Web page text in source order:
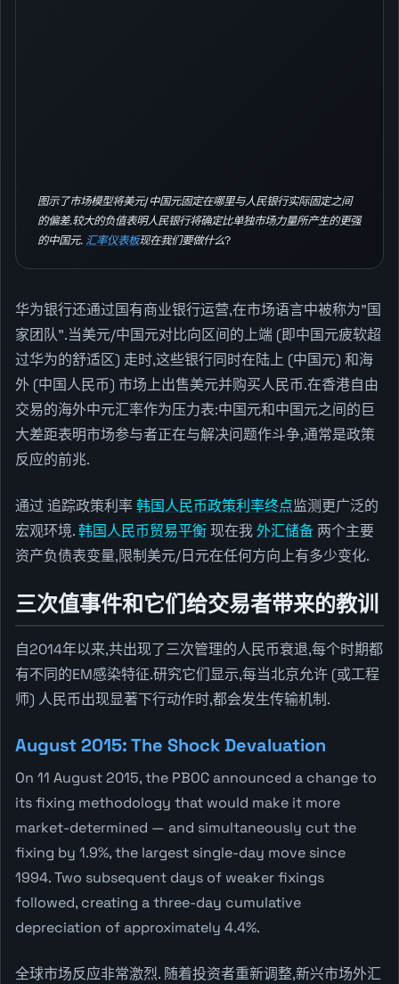
图示了市场模型将美元/中国元固定在哪里与人民银行实际固定之间
的偏差.较大的负值表明人民银行将确定比单独市场力量所产生的更强
的中国元. 汇率仪表板现在我们要做什么?
华为银行还通过国有商业银行运营,在市场语言中被称为"国
家团队".当美元/中国元对比向区间的上端 (即中国元疲软超
过华为的舒适区) 走时,这些银行同时在陆上 (中国元) 和海
外 (中国人民币) 市场上出售美元并购买人民币.在香港自由
交易的海外中元汇率作为压力表:中国元和中国元之间的巨
大差距表明市场参与者正在与解决问题作斗争,通常是政策
反应的前兆.
通过 追踪政策利率韩国人民币政策利率终点监测更广泛的
宏观环境.韩国人民币贸易平衡现在我外汇储备 两个主要
资产负债表变量,限制美元/日元在任何方向上有多少变化.
三次值事件和它们给交易者带来的教训
自2014年以来,共出现了三次管理的人民币衰退,每个时期都
有不同的EM感染特征.研究它们显示,每当北京允许 (或工程
师) 人民币出现显著下行动作时,都会发生传输机制.
August 2015: The Shock Devaluation
On 11 August 2015, the PBOC announced a change to
its fixing methodology that would make it more
market-determined — and simultaneously cut the
fixing by 1.9%, the largest single-day move since
1994. Two subsequent days of weaker fixings
followed, creating a three-day cumulative
depreciation of approximately 4.4%.
全球市场反应非常激烈. 随着投资者重新调整,新兴市场外汇